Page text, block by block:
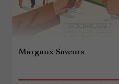
Margaux Saveurs